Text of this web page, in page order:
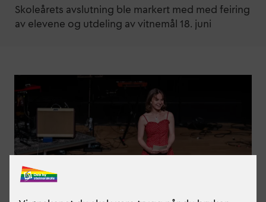
Skoleårets avslutning ble markert med med feiring
av elevene og utdeling av vitnemål 18. juni